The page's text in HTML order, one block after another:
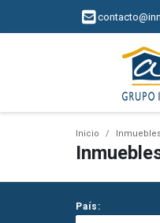
Inicio
País: